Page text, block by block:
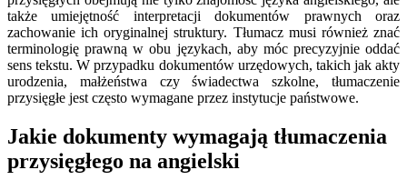
także umiejętność interpretacji dokumentów prawnych oraz
zachowanie ich oryginalnej struktury. Tłumacz musi również znać
terminologię prawną w obu językach, aby móc precyzyjnie oddać
sens tekstu. W przypadku dokumentów urzędowych, takich jak akty
urodzenia, małżeństwa czy świadectwa szkolne, tłumaczenie
przysięgłe jest często wymagane przez instytucje państwowe.
Jakie dokumenty wymagają tłumaczenia
przysięgłego na angielski